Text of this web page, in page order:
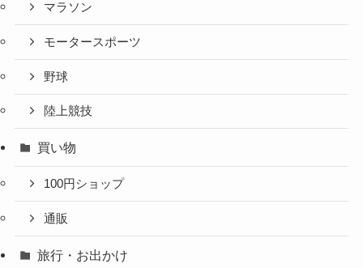
マラソン
モータースポーツ
野球
陸上競技
買い物
100円ショップ
通販
旅行・お出かけ